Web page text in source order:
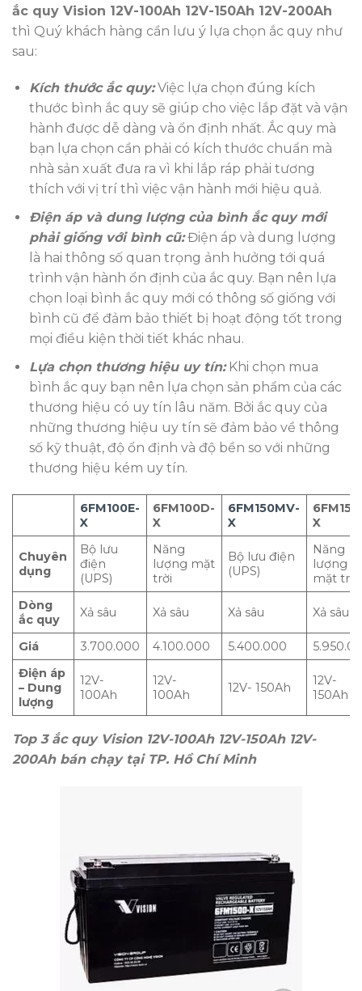
ắc quy Vision 12V-100Ah 12V-150Ah 12V-200Ah
thì Quý khách hàng cần lưu ý lựa chọn ắc quy như
sau:
Kích thước ắc quy:Việc lựa chọn đúng kích
thước bình ắc quy sẽ giúp cho việc lắp đặt và vận
hành được dễ dàng và ổn định nhất. Ắc quy mà
bạn lựa chọn cần phải có kích thước chuẩn mà
nhà sản xuất đưa ra vì khi lắp ráp phải tương
thích với vị trí thì việc vận hành mới hiệu quả.
Điện áp và dung lượng của bình ắc quy mới
phải giống với bình cũ: Điện áp và dung lượng
là hai thông số quan trọng ảnh hưởng tới quá
trình vận hành ổn định của ắc quy. Bạn nên lựa
chọn loại bình ắc quy mới có thông số giống với
bình cũ để đảm bảo thiết bị hoạt động tốt trong
mọi điều kiện thời tiết khác nhau.
Lựa chọn thương hiệu uy tín:Khi chọn mua
bình ắc quy bạn nên lựa chọn sản phẩm của các
thương hiệu có uy tín lâu năm. Bởi ắc quy của
những thương hiệu uy tín sẽ đảm bảo về thông
số kỹ thuật, độ ổn định và độ bền so với những
thương hiệu kém uy tín.
6FM100E-
X
6FM100D-
X
6FM150MV-
X
X
Chuyên
dụng
Bộ lưu
điện
(UPS)
Năng
lượng mặt
trời
Bộ lưu điện
(UPS)
Năng
lượng
mặt trời
Dòng
ắc quy
Xả sâu Xả sâu Xả sâu Xả sâu
Giá 3.700.000 4.100.000 5.400.000
Điện áp
– Dung
lượng
12V-
100Ah
12V-
100Ah
12V- 150Ah
12V-
150Ah
Top 3 ắc quy Vision 12V-100Ah 12V-150Ah 12V-
200Ah bán chạy tại TP. Hồ Chí Minh